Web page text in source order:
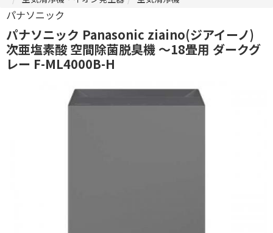
パナソニック
パナソニック Panasonic ziaino(ジアイーノ)
次亜塩素酸 空間除菌脱臭機 ～18畳用 ダークグ
レー F-ML4000B-H